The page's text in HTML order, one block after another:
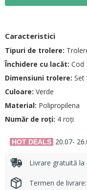
Caracteristici
Tipuri de trolere:
Închidere cu lacăt: Cod
Dimensiuni trolere: Set
Culoare: Verde
Material: Polipropilena
Număr de roți: 4 roți
Livrare gratuită la
Termen de
HOT DEALS 20.07-